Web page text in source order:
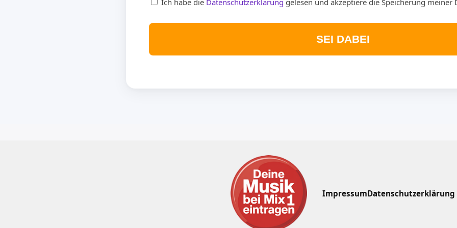
Ich habe die Datenschutzerklärung gelesen und akzeptiere die Speicherung meiner
SEI DABEI
ImpressumDatenschutzerklärung